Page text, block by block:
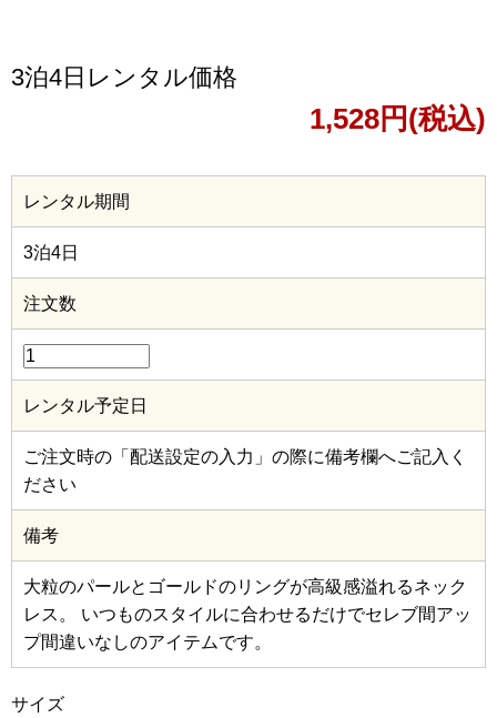
3泊4日レンタル価格
1,528円(税込)
レンタル期間
3泊4日
注文数
レンタル予定日
ご注文時の「配送設定の入力」の際に備考欄へご記入く
ださい
備考
大粒のパールとゴールドのリングが高級感溢れるネック
レス。 いつものスタイルに合わせるだけでセレブ間アッ
プ間違いなしのアイテムです。
サイズ